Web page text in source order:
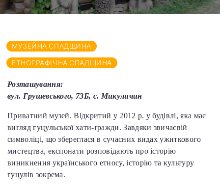
МУЗЕЙНА СПАДЩИНА
ЕТНОГРАФІЧНА СПАДЩИНА
Розташування:
вул. Грушевського, 73Б, с. Микуличин
Приватний музей. Відкритий у 2012 р. у будівлі, яка має
вигляд гуцульської хати-ґражди. Завдяки звичаєвій
символіці, що збереглася в сучасних видах ужиткового
мистецтва, експонати розповідають про історію
виникнення українського етносу, історію та культуру
гуцулів зокрема.